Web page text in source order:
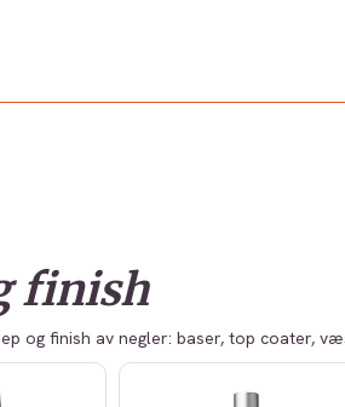
finish
og finish av negler: baser, top coater,